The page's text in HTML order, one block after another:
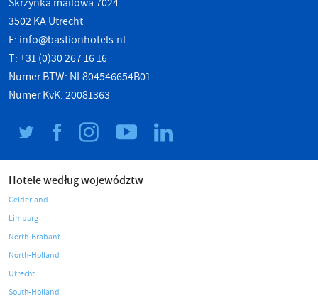
3502 KA Utrecht
E: info@bastionhotels.nl
T: +31 (0)30 267 16 16
Numer BTW: NL804546654B01
Numer KvK: 20081363
Hotele według województw
Gelderland
Limburg
North-Brabant
North-Holland
Utrecht
South-Holland